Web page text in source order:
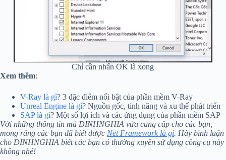
Chỉ cần nhấn OK là xong
Xem thêm:
V-Ray là gì? 3 đặc điểm nổi bật của phần mềm V-Ray
Unreal Engine là gì? Nguồn gốc, tính năng và xu thế phát triển
SAP là gì? Một số lợi ích và các ứng dụng của phần mềm SAP
Với những thông tin mà DINHNGHIA vừa cung cấp cho các bạn,
mong rằng các bạn đã biết được Net Framework là gì. Hãy bình luận
cho DINHNGHIA biết các bạn có thường xuyên sử dụng công cụ này
không nhé!